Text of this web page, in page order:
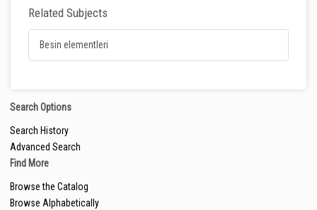
Related Subjects
Besin elementleri
Search Options
Search History
Advanced Search
Find More
Browse the Catalog
Browse Alphabetically